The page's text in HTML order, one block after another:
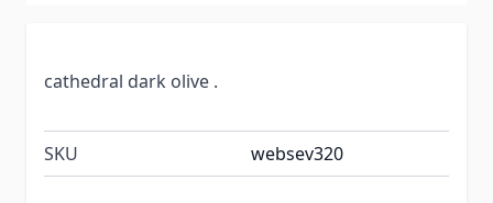
cathedral dark olive .
SKU websev320